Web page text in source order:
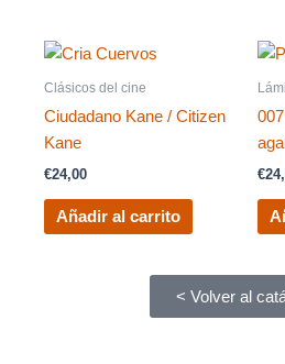
Clásicos del cine
Ciudadano Kane / Citizen
Kane
€24,00
Añadir al carrito
€
< Volver al